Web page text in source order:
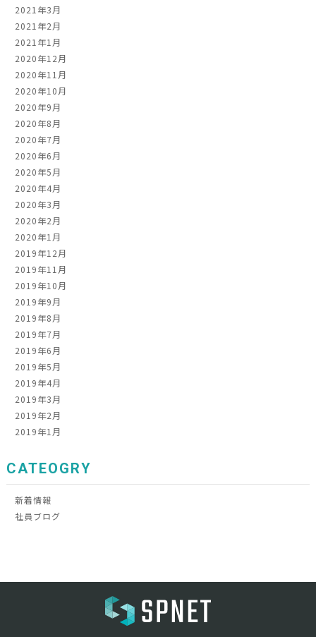
2021年3月
2021年2月
2021年1月
2020年12月
2020年11月
2020年10月
2020年9月
2020年8月
2020年7月
2020年6月
2020年5月
2020年4月
2020年3月
2020年2月
2020年1月
2019年12月
2019年11月
2019年10月
2019年9月
2019年8月
2019年7月
2019年6月
2019年5月
2019年4月
2019年3月
2019年2月
2019年1月
CATEOGRY
新着情報
社員ブログ